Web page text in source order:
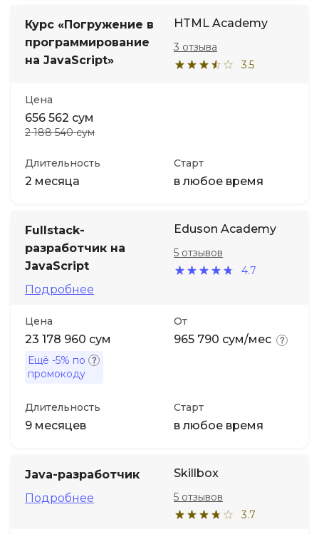
Курс «Погружение в
программирование
на JavaScript»
HTML Academy
3.5
3 отзыва
Цена
656 562 сум
2 188 540 сум
Длительность
2 месяца
Старт
в любое время
Fullstack-
разработчик на
JavaScript
Подробнее
Eduson Academy
4.7
5 отзывов
Цена
23 178 960 сум
Ещё -5% по
промокоду
От
965 790 сум/мес
Длительность
9 месяцев
Старт
в любое время
Java-разработчик
Подробнее
Skillbox
3.7
5 отзывов